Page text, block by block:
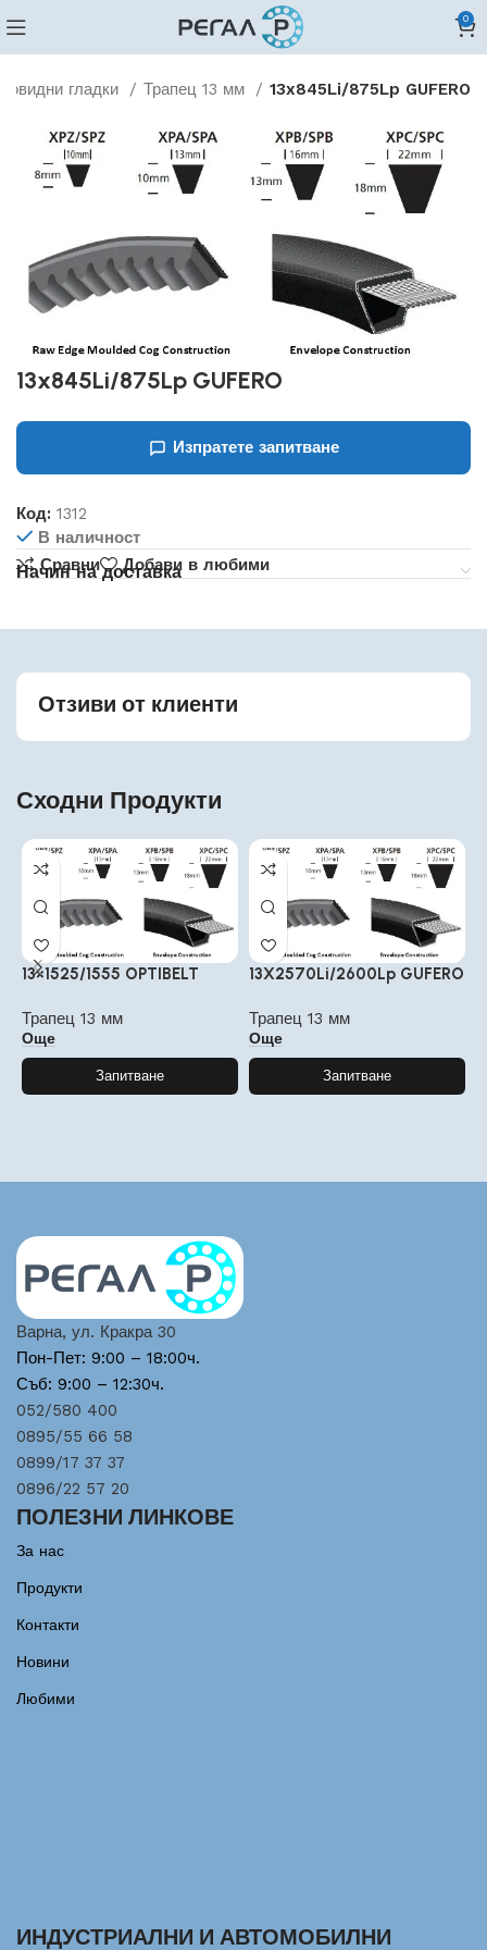
0
гладки Трапец 13 мм 13x845Li/875Lp GUFERO
13x845Li/875Lp GUFERO
Изпратете запитване
Код:1312
В наличност
Сравни
Добави в любими
Начин на доставка
Отзиви от клиенти
Сходни Продукти
13×1525/1555 OPTIBELT
Трапец 13 мм
Още
Запитване
13X2570Li/2600Lp GUFERO
Трапец 13 мм
Още
Запитване
Варна, ул. Кракра 30
Пон-Пет: 9:00 – 18:00ч.
Съб: 9:00 – 12:30ч.
052/580 400
0895/55 66 58
0899/17 37 37
0896/22 57 20
ПОЛЕЗНИ ЛИНКОВЕ
За нас
Продукти
Контакти
Новини
Любими
ИНДУСТРИАЛНИ И АВТОМОБИЛНИ